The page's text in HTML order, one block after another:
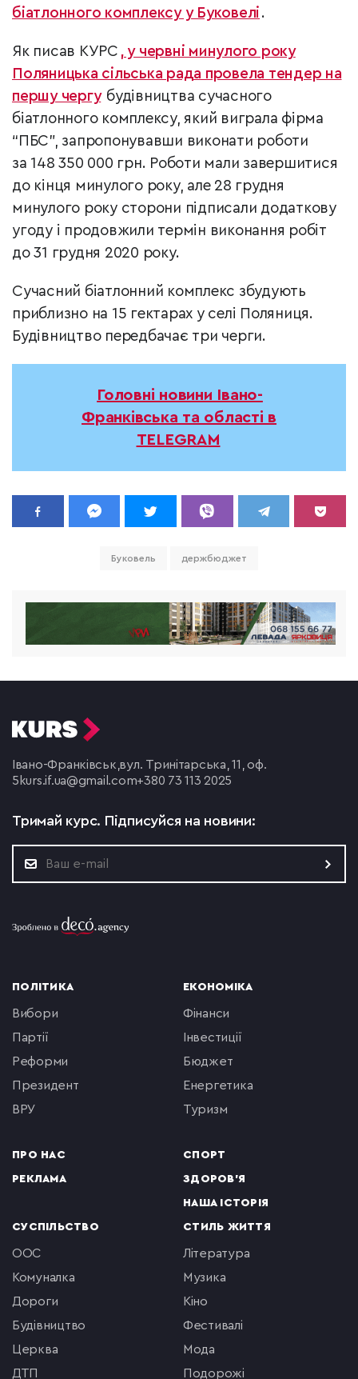
біатлонного комплексу у Буковелі .
Як писав КУРС , у червні минулого року
Поляницька сільська рада провела тендер на
першу чергу будівництва сучасного
біатлонного комплексу, який виграла фірма
“ПБС”, запропонувавши виконати роботи
за 148 350 000 грн. Роботи мали завершитися
до кінця минулого року, але 28 грудня
минулого року сторони підписали додаткову
угоду і продовжили термін виконання робіт
до 31 грудня 2020 року.
Сучасний біатлонний комплекс збудують
приблизно на 15 гектарах у селі Поляниця.
Будівництво передбачає три черги.
Головні новини Івано-
Франківська та області в
TELEGRAM
Буковель держбюджет
Івано-Франківськ,вул. Тринітарська, 11, оф.
5 kurs.if.ua@gmail.com+380 73 113 2025
Тримай курс. Підписуйся на новини:
ПОЛІТИКА
вибори
партії
реформи
президент
ВРУ
ПРО НАС
РЕКЛАМА
ЕКОНОМІКА
фінанси
інвестиції
бюджет
енергетика
туризм
СПОРТ
ЗДОРОВ'Я
НАША ІСТОРІЯ
СУСПІЛЬСТВО
ООС
комуналка
Дороги
будівництво
церква
ДТП
СТИЛЬ ЖИТТЯ
література
музика
кіно
фестивалі
мода
подорожі